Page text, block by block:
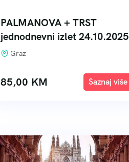
PALMANOVA + TRST
jednodnevni izlet 24.10.2025
Graz
85,00 KM Explore